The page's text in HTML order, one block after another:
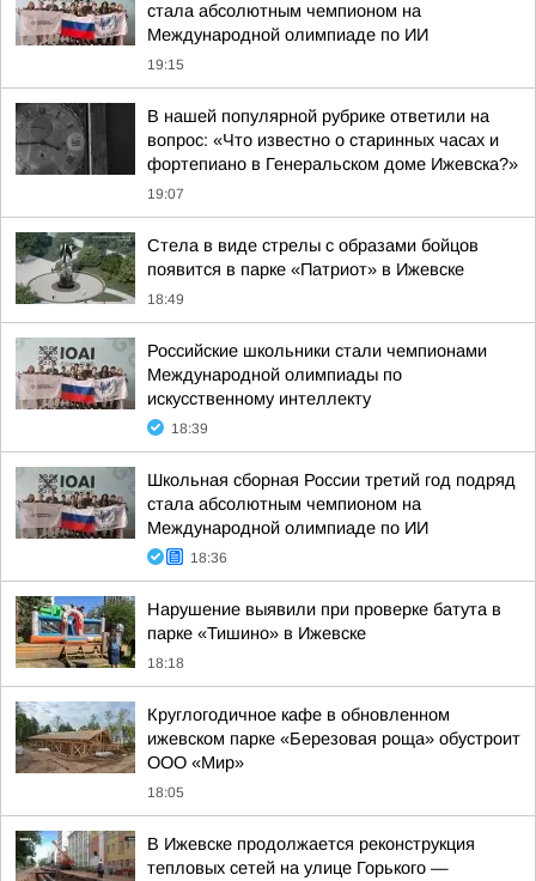
стала абсолютным чемпионом на
Международной олимпиаде по ИИ
19:15
В нашей популярной рубрике ответили на
вопрос: «Что известно о старинных часах и
фортепиано в Генеральском доме Ижевска?»
19:07
Стела в виде стрелы с образами бойцов
появится в парке «Патриот» в Ижевске
18:49
Российские школьники стали чемпионами
Международной олимпиады по
искусственному интеллекту
18:39
Школьная сборная России третий год подряд
стала абсолютным чемпионом на
Международной олимпиаде по ИИ
18:36
Нарушение выявили при проверке батута в
парке «Тишино» в Ижевске
18:18
Круглогодичное кафе в обновленном
ижевском парке «Березовая роща» обустроит
ООО «Мир»
18:05
В Ижевске продолжается реконструкция
тепловых сетей на улице Горького —